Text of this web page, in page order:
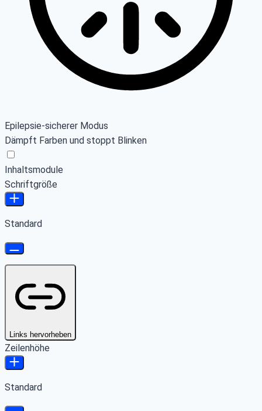
Epilepsie-sicherer Modus
Dämpft Farben und stoppt Blinken
Inhaltsmodule
Schriftgröße
Standard
Links hervorheben
Zeilenhöhe
Standard